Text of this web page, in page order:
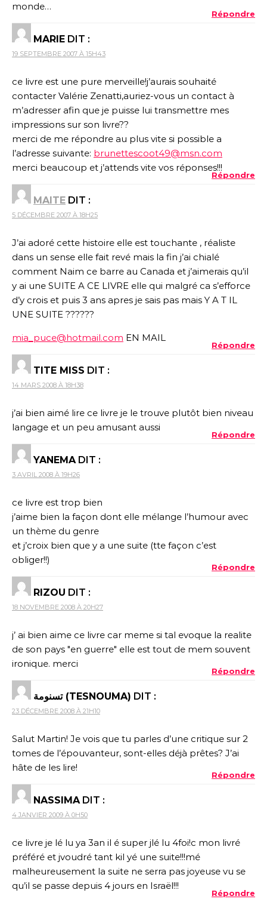
monde…
Répondre
MARIE DIT :
19 SEPTEMBRE 2007 À 15H43
ce livre est une pure merveille!j’aurais souhaité
contacter Valérie Zenatti,auriez-vous un contact à
m’adresser afin que je puisse lui transmettre mes
impressions sur son livre??
merci de me répondre au plus vite si possible a
l’adresse suivante: brunettescoot49@msn.com
merci beaucoup et j’attends vite vos réponses!!!
Répondre
MAITE DIT :
5 DÉCEMBRE 2007 À 18H25
J’ai adoré cette histoire elle est touchante , réaliste
dans un sense elle fait revé mais la fin j’ai chialé
comment Naim ce barre au Canada et j’aimerais qu’il
y ai une SUITE A CE LIVRE elle qui malgré ca s’efforce
d’y crois et puis 3 ans apres je sais pas mais Y A T IL
UNE SUITE ??????
mia_puce@hotmail.com EN MAIL
Répondre
TITE MISS DIT :
14 MARS 2008 À 18H38
j’ai bien aimé lire ce livre je le trouve plutôt bien niveau
langage et un peu amusant aussi
Répondre
YANEMA DIT :
3 AVRIL 2008 À 19H26
ce livre est trop bien
j’aime bien la façon dont elle mélange l’humour avec
un thème du genre
et j’croix bien que y a une suite (tte façon c’est
obliger!!)
Répondre
RIZOU DIT :
18 NOVEMBRE 2008 À 20H27
j’ ai bien aime ce livre car meme si tal evoque la realite
de son pays "en guerre" elle est tout de mem souvent
ironique. merci
Répondre
تسنومة (TESNOUMA) DIT :
23 DÉCEMBRE 2008 À 21H10
Salut Martin! Je vois que tu parles d’une critique sur 2
tomes de l’épouvanteur, sont-elles déjà prêtes? J’ai
hâte de les lire!
Répondre
NASSIMA DIT :
4 JANVIER 2009 À 0H50
ce livre je lé lu ya 3an il é super jlé lu 4foi!c mon livré
préféré et jvoudré tant kil yé une suite!!!mé
malheureusement la suite ne serra pas joyeuse vu se
qu’il se passe depuis 4 jours en Israël!!!
Répondre